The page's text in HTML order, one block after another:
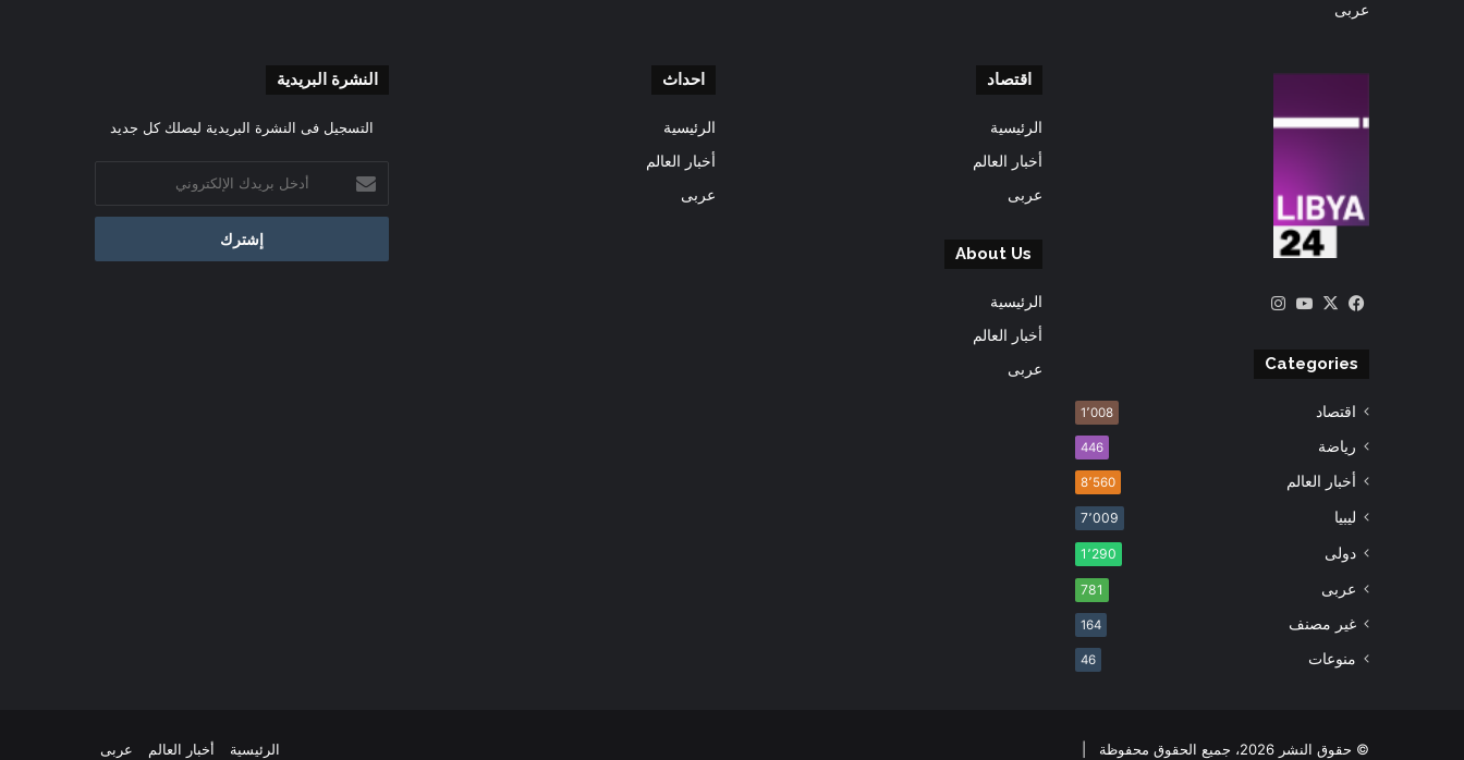
عربى
فيسبوك
‫X
‫YouTube
Categories
اقتصاد 1٬008
رياضة 446
أخبار العالم 8٬560
ليبيا 7٬009
دولى 1٬290
عربى 781
غير مصنف 164
منوعات 46
اقتصاد
الرئيسية
أخبار العالم
عربى
About Us
الرئيسية
أخبار العالم
عربى
احداث
الرئيسية
أخبار العالم
عربى
النشرة البريدية
التسجيل فى النشرة البريدية ليصلك كل جديد
بريدك
الإلكتروني
© حقوق النشر 2026، جميع الحقوق محفوظة | الرئيسية أخبار العالم عربى